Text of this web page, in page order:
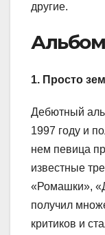
другие.
1. Просто
Дебютный
1997 году и
нем певица
известные
«Ромашки»,
получил
критиков и